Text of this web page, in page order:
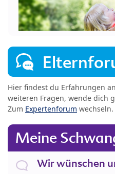
Hier findest du Erfahrungen
weiteren Fragen, wende dich
Zum Expertenforum wechseln.
Meine
Wir wünschen